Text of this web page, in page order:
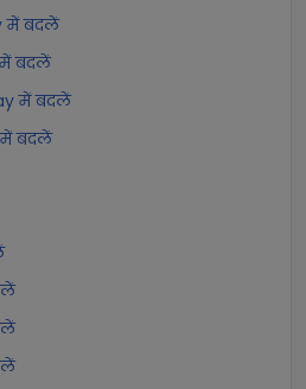
में बदलें
बदलें
में बदलें
बदलें